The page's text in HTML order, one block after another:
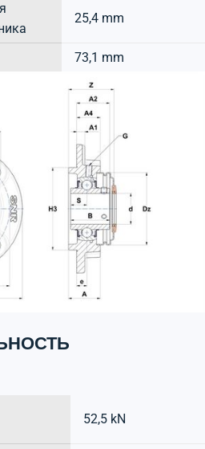
25,4 mm
73,1 mm
52,5 kN